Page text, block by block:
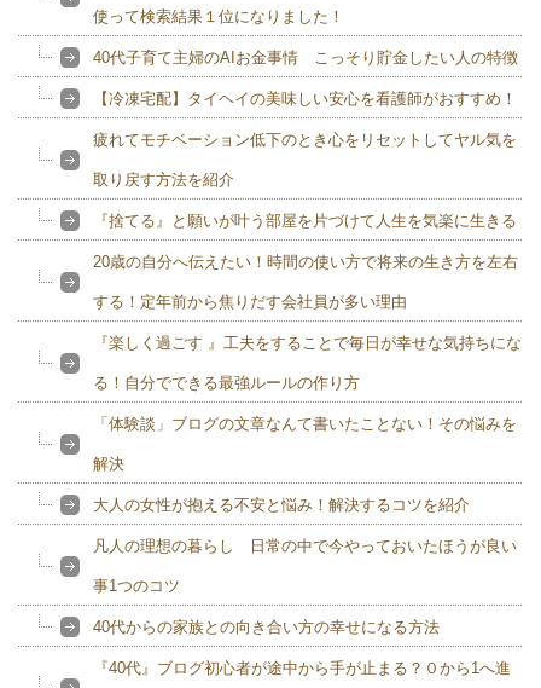
使って検索結果１位になりました！
40代子育て主婦のAIお金事情 こっそり貯金したい人の特徴
【冷凍宅配】タイヘイの美味しい安心を看護師がおすすめ！
疲れてモチベーション低下のとき心をリセットしてヤル気を
取り戻す方法を紹介
『捨てる』と願いが叶う部屋を片づけて人生を気楽に生きる
20歳の自分へ伝えたい！時間の使い方で将来の生き方を左右
する！定年前から焦りだす会社員が多い理由
『楽しく過ごす 』工夫をすることで毎日が幸せな気持ちにな
る！自分でできる最強ルールの作り方
「体験談」ブログの文章なんて書いたことない！その悩みを
解決
大人の女性が抱える不安と悩み！解決するコツを紹介
凡人の理想の暮らし 日常の中で今やっておいたほうが良い
事1つのコツ
40代からの家族との向き合い方の幸せになる方法
『40代』ブログ初心者が途中から手が止まる？０から1へ進